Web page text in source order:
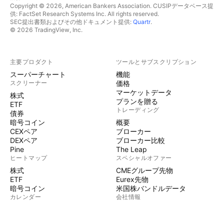
Copyright © 2026, American Bankers Association. CUSIPデータベース提
供: FactSet Research Systems Inc. All rights reserved.
SEC提出書類およびその他ドキュメント提供: Quartr.
© 2026 TradingView, Inc.
主要プロダクト
スーパーチャート
スクリーナー
株式
ETF
債券
暗号コイン
CEXペア
DEXペア
Pine
ヒートマップ
株式
ETF
暗号コイン
カレンダー
ツールとサブスクリプション
機能
価格
マーケットデータ
プランを贈る
トレーディング
概要
ブローカー
ブローカー比較
The Leap
スペシャルオファー
CMEグループ先物
Eurex先物
米国株バンドルデータ
会社情報